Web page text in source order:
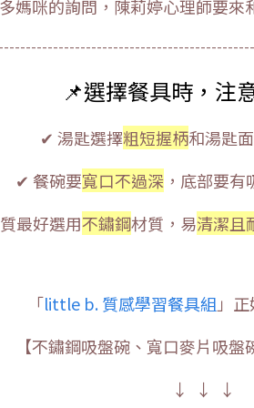
媽咪的詢問，陳莉婷心理師要
📌選擇餐具時，注
✔ 湯匙選擇粗短握柄和湯匙
✔ 餐碗要寬口不過深，底部要有
最好選用不鏽鋼材質，易清潔且
「little b. 質感學習餐具組 」
【不鏽鋼吸盤碗、寬口麥片吸盤
↓ ↓ ↓